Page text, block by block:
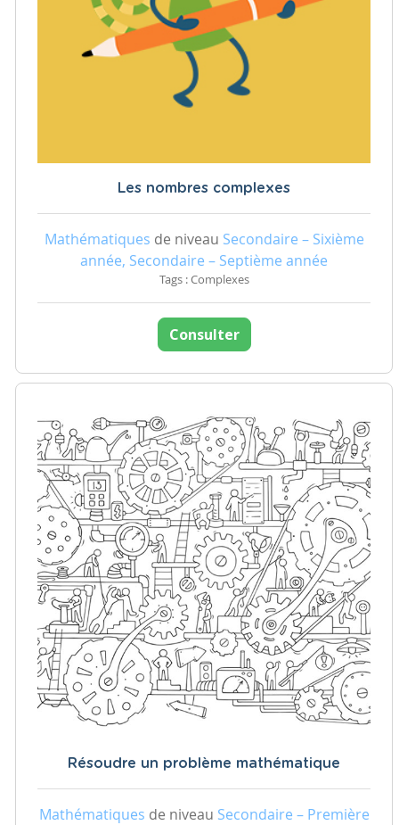
Les nombres complexes
Mathématiques de niveau Secondaire – Sixième
année, Secondaire – Septième année
Tags : Complexes
Consulter
Résoudre un problème mathématique
Mathématiques de niveau Secondaire – Première